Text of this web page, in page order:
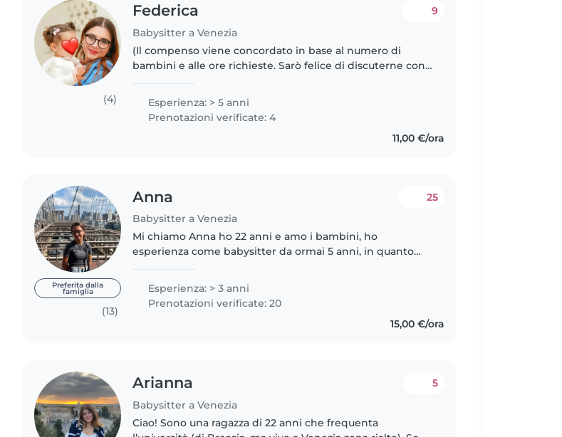
(4)
Federica
Babysitter a Venezia
9
(Il compenso viene concordato in base al numero di
bambini e alle ore richieste. Sarò felice di discuterne con
Esperienza: > 5 anni
Prenotazioni verificate: 4
11,00 €/ora
Preferita dalla
famiglia
(13)
Anna
Babysitter a Venezia
25
Mi chiamo Anna ho 22 anni e amo i bambini, ho
esperienza come babysitter da ormai 5 anni, in quanto
mesi a 12 anni. Non ho..
Esperienza: > 3 anni
Prenotazioni verificate: 20
15,00 €/ora
Arianna
Babysitter a Venezia
5
Ciao! Sono una ragazza di 22 anni che frequenta